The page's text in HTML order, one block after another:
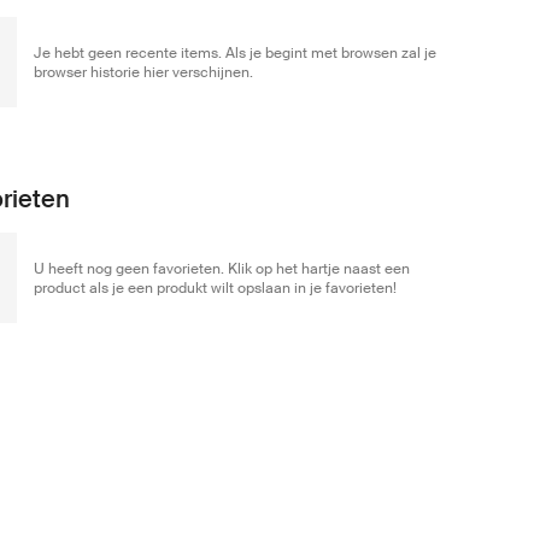
Je hebt geen recente items. Als je begint met browsen zal je
browser historie hier verschijnen.
U heeft nog geen favorieten. Klik op het hartje naast een
product als je een produkt wilt opslaan in je favorieten!